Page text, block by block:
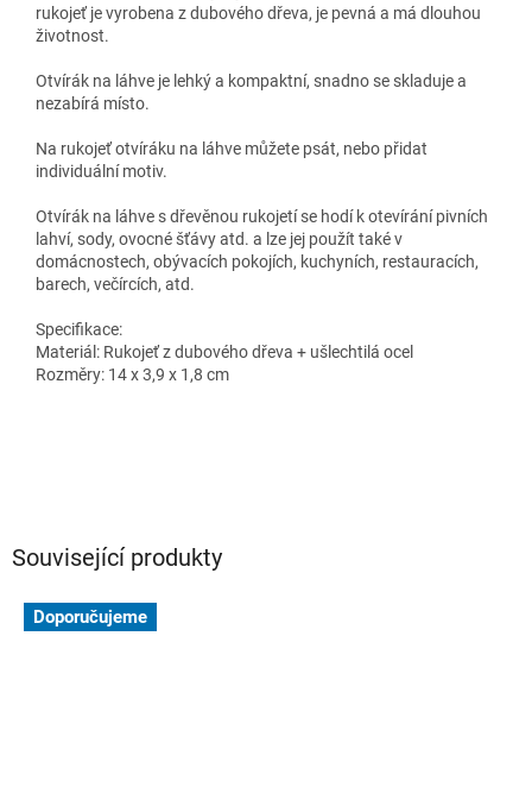
rukojeť je vyrobena z dubového dřeva, je pevná a má dlouhou
životnost.
Otvírák na láhve je lehký a kompaktní, snadno se skladuje a
nezabírá místo.
Na rukojeť otvíráku na láhve můžete psát, nebo přidat
individuální motiv.
Otvírák na láhve s dřevěnou rukojetí se hodí k otevírání pivních
lahví, sody, ovocné šťávy atd. a lze jej použít také v
domácnostech, obývacích pokojích, kuchyních, restauracích,
barech, večírcích, atd.
Specifikace:
Materiál: Rukojeť z dubového dřeva + ušlechtilá ocel
Rozměry: 14 x 3,9 x 1,8 cm
Související produkty
Doporučujeme